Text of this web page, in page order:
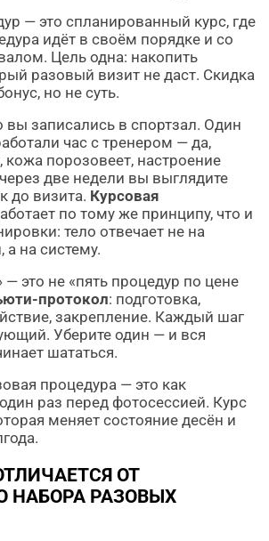
— это спланированный курс, где
идёт в своём порядке и со
Цель одна: накопить
разовый визит не даст. Скидка
но не суть.
вы записались в спортзал. Один
час с тренером — да,
порозовеет, настроение
две недели вы выглядите
до визита. Курсовая
по тому же принципу, что и
тело отвечает не на
на систему.
— это не «пять процедур по цене
протокол: подготовка,
закрепление. Каждый шаг
Уберите один — и вся
шататься.
процедура — это как
раз перед фотосессией. Курс
меняет состояние десён и
ОТ
НАБОРА РАЗОВЫХ